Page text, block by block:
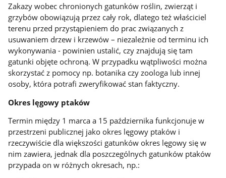
Zakazy wobec chronionych gatunków roślin, zwierząt i
grzybów obowiązują przez cały rok, dlatego też właściciel
terenu przed przystąpieniem do prac związanych z
usuwaniem drzew i krzewów – niezależnie od terminu ich
wykonywania - powinien ustalić, czy znajdują się tam
gatunki objęte ochroną. W przypadku wątpliwości można
skorzystać z pomocy np. botanika czy zoologa lub innej
osoby, która potrafi zweryfikować stan faktyczny.
Okres lęgowy ptaków
Termin między 1 marca a 15 października funkcjonuje w
przestrzeni publicznej jako okres lęgowy ptaków i
rzeczywiście dla większości gatunków okres lęgowy się w
nim zawiera, jednak dla poszczególnych gatunków ptaków
przypada on w różnych okresach, np.: